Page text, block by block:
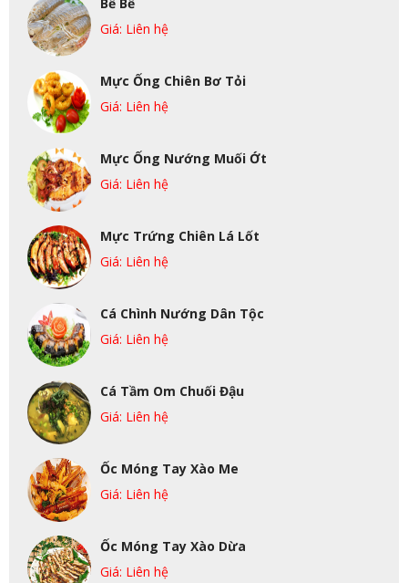
Giá: Liên hệ
Mực Ống Chiên Bơ Tỏi
Giá: Liên hệ
Mực Ống Nướng Muối Ớt
Giá: Liên hệ
Mực Trứng Chiên Lá Lốt
Giá: Liên hệ
Cá Chình Nướng Dân Tộc
Giá: Liên hệ
Cá Tầm Om Chuối Đậu
Giá: Liên hệ
Ốc Móng Tay Xào Me
Giá: Liên hệ
Ốc Móng Tay Xào Dừa
Giá: Liên hệ